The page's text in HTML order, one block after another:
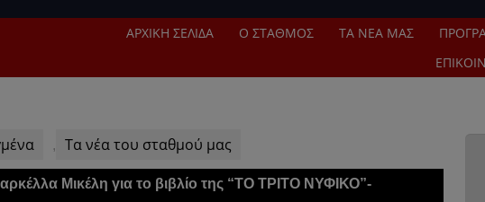
ΑΡΧΙΚΉ ΣΕΛΊΔΑ Ο ΣΤΑΘΜΌΣ ΤΑ ΝΈΑ ΜΑΣ
, Τα νέα του σταθμού μας
Μικέλη για το βιβλίο της “ΤΟ ΤΡΙΤΟ ΝΥΦΙΚΟ”-